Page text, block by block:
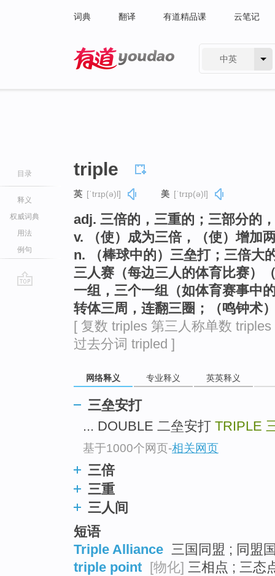
词典 翻译 有道精品课 云笔记
中英
目录
释义
权威词典
用法
例句
triple
英 [ˈtrɪp(ə)l] 美 [ˈtrɪp(ə)l]
adj. 三倍的，三重的；三部分的
v. （使）成为三倍，（使）增加
n. （棒球中的）三垒打；三倍大
三人赛（每边三人的体育比赛）
一组，三个一组（如体育赛事中
转体三周，连翻三圈；（鸣钟术
[ 复数 triples 第三人称单数
过去分词 tripled ]
网络释义 专业释义 英英释义
三垒安打
... DOUBLE 二垒安打 TRIPLE
基于1000个网页-相关网页
三倍
三重
三人间
短语
Triple Alliance 三国同盟 ; 同盟
triple point [物化] 三相点 ; 三态